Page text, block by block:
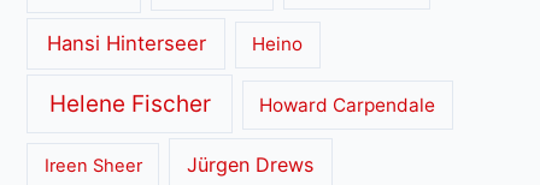
Hansi Hinterseer Heino
Helene Fischer Howard Carpendale
Ireen Sheer Jürgen Drews